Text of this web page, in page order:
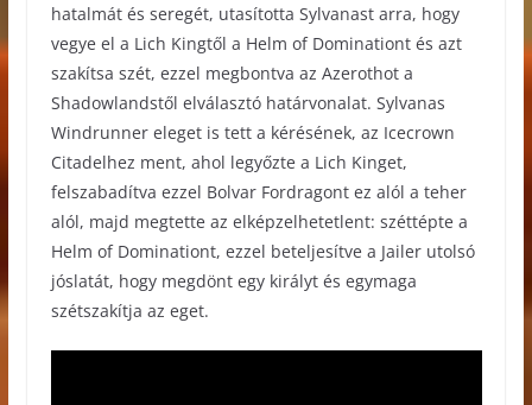
hatalmát és seregét, utasította Sylvanast arra, hogy
vegye el a Lich Kingtől a Helm of Dominationt és azt
szakítsa szét, ezzel megbontva az Azerothot a
Shadowlandstől elválasztó határvonalat. Sylvanas
Windrunner eleget is tett a kérésének, az Icecrown
Citadelhez ment, ahol legyőzte a Lich Kinget,
felszabadítva ezzel Bolvar Fordragont ez alól a teher
alól, majd megtette az elképzelhetetlent: széttépte a
Helm of Dominationt, ezzel beteljesítve a Jailer utolsó
jóslatát, hogy megdönt egy királyt és egymaga
szétszakítja az eget.